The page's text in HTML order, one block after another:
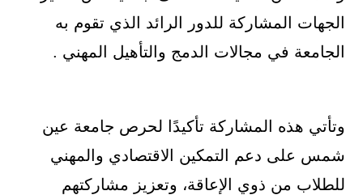
الجهات المشاركة للدور الرائد الذي تقوم به
الجامعة في مجالات الدمج والتأهيل المهني .
وتأتي هذه المشاركة تأكيدًا لحرص جامعة عين
شمس على دعم التمكين الاقتصادي والمهني
للطلاب من ذوي الإعاقة، وتعزيز مشاركتهم